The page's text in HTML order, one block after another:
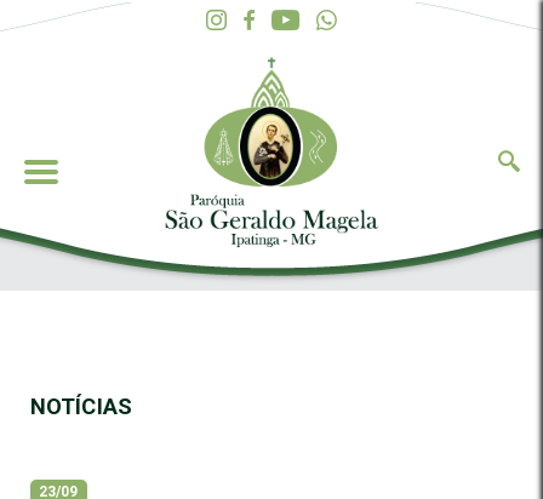
NOTÍCIAS
23/09